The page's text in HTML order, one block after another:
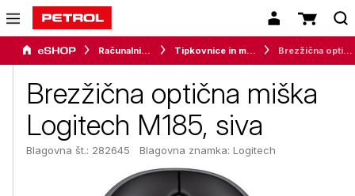
Računalništvo Tipkovnice in miške
Brezžična optična miška
Logitech M185, siva
Blagovna št.: 282645 Blagovna znamka: Logitech